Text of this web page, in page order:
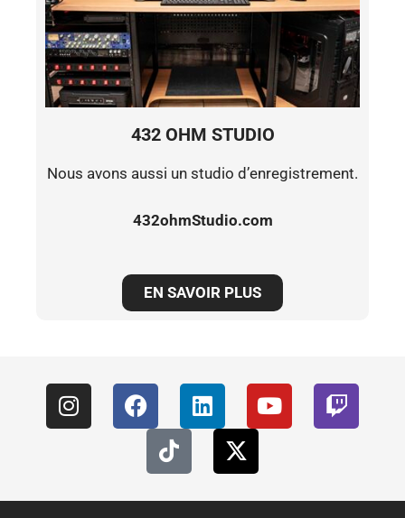
432 OHM STUDIO
Nous avons aussi un studio d’enregistrement.
432ohmStudio.com
EN SAVOIR PLUS